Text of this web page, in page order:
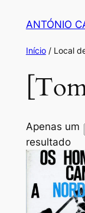
conteúdo
ANTÓNIO
Início/ Local
Apenas um
resultado